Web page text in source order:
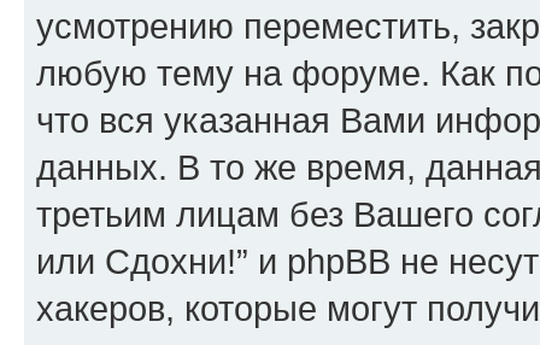
усмотрению переместить,
любую тему на форуме. Как
что вся указанная Вами
данных. В то же время,
третьим лицам без Вашего
или Сдохни!” и phpBB не
хакеров, которые могут